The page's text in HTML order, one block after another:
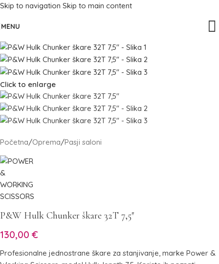
Skip to navigation Skip to main content
MENU
Click to enlarge
Početna/Oprema/Pasji saloni
P&W Hulk Chunker škare 32T 7,5″
130,00 €
Profesionalne jednostrane škare za stanjivanje, marke Power &